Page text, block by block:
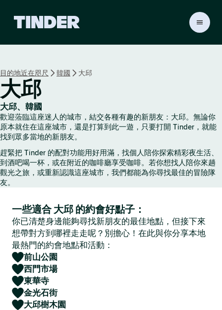
r
目的地近在咫尺 韓國 大邱
大邱
大邱、韓國
歡迎蒞臨這座迷人的城市，結交各種有趣的新朋友：大邱。無論你
原本就住在這座城市，還是打算到此一遊，只要打開 Tinder，就能
找到眾多當地的新朋友。
趕緊把 Tinder 的配對功能用好用滿，找個人陪你探索精彩夜生活、
到酒吧喝一杯，或在附近的咖啡廳享受咖啡。若你想找人陪你來趟
觀光之旅，或重新認識這座城市，我們都能為你尋找最佳的冒險隊
友。
一些適合 大邱 的約會好點子：
你已清楚身邊能夠尋找新朋友的最佳地點，但接下來
想帶對方到哪裡走走呢？別擔心！在此與你分享本地
最熱門的約會地點和活動：
前山公園
西門市場
東華寺
金光石街
大邱樹木園